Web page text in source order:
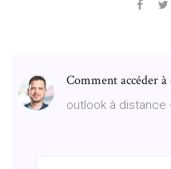
Comment accéder
outlook à distance